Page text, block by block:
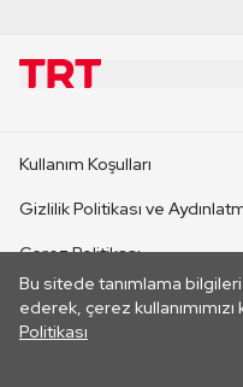
Bu sitede tanımlama
ederek, çerez
Politikası
CANLI YAYINLAR
Kullanım Koşulları
Gizlilik Politikası ve
Çerez Politikası
İletişim
Her hakkı saklıdır. ©2026